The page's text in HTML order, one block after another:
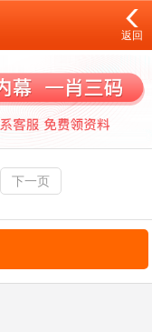
返回
下一页